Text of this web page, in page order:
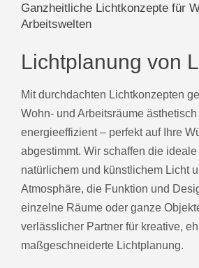
Ganzheitliche Lichtkonzepte für
Arbeitswelten
Lichtplanung von
Mit durchdachten Lichtkonzepten
Wohn- und Arbeitsräume ästhetisch
energieeffizient – perfekt auf Ihre
abgestimmt. Wir schaffen die
natürlichem und künstlichem Licht
Atmosphäre, die Funktion und
einzelne Räume oder ganze
verlässlicher Partner für kreative,
maßgeschneiderte Lichtplanung.